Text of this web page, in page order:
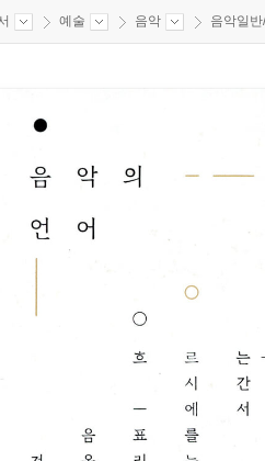
예술 음악 음악일